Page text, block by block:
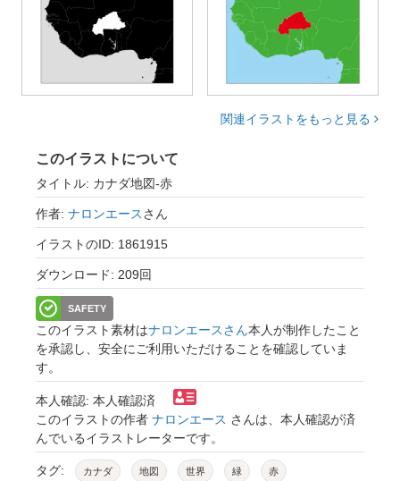
関連イラストをもっと見る
このイラストについて
タイトル: カナダ地図-赤
作者: ナロンエースさん
イラストのID: 1861915
ダウンロード: 209回
SAFETY
このイラスト素材はナロンエースさん本人が制作したこと
を承認し、安全にご利用いただけることを確認していま
す。
本人確認: 本人確認済
このイラストの作者 ナロンエース さんは、本人確認が済
んでいるイラストレーターです。
タグ: カナダ 地図 世界 緑 赤